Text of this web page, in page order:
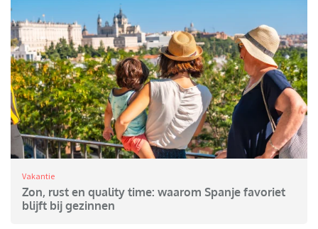
Vakantie
Zon, rust en quality time: waarom Spanje favoriet
blijft bij gezinnen